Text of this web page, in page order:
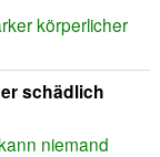
körperlicher
schädlich
niemand